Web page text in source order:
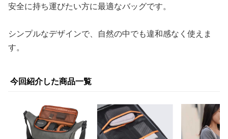
安全に持ち運びたい方に最適なバッグです。
シンプルなデザインで、自然の中でも違和感なく使えま
す。
今回紹介した商品一覧